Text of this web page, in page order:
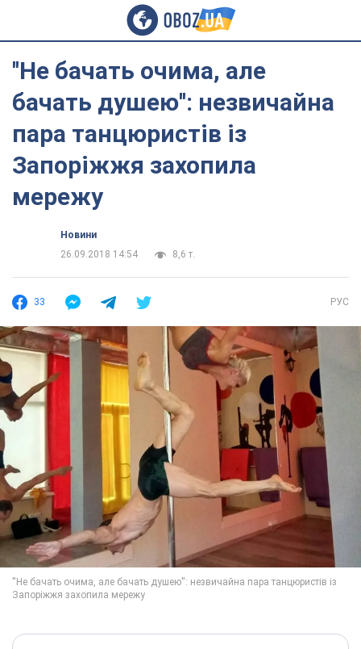
''Не бачать очима, але
бачать душею'': незвичайна
пара танцюристів із
Запоріжжя захопила
мережу
Новини
26.09.2018 14:54
8,6 т.
33 РУС